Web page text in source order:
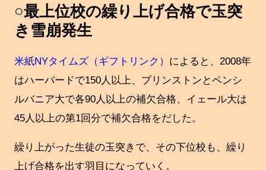
○最上位校の繰り上げ合格で玉突
き雪崩発生
米紙NYタイムズ（ギフトリンク） によると、2008年
はハーバードで150人以上、プリンストンとペンシ
ルバニア大で各90人以上の補欠合格、イェール大は
45人以上の第1回分で補欠合格をだした。
繰り上がった生徒の玉突きで、その下位校も、繰り
上げ合格を出す羽目になっていく。